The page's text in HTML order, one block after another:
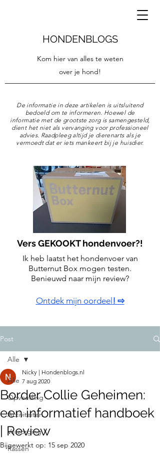
HONDENBLOGS
Kom hier van alles te weten
over je hond!
De informatie in deze artikelen is uitsluitend
bedoeld om te informeren. Hoewel de
informatie met de grootste zorg is samengesteld,
dient het niet als vervanging voor professioneel
advies. Raadpleeg altijd je dierenarts als je
vermoedt dat er iets mankeert bij je huisdier.
Vers GEKOOKT hondenvoer?!
Ik heb laatst het hondenvoer van
Butternut Box mogen testen.
Benieuwd naar mijn review?
Ontdek mijn oordeel ! ⇨
Post
Alle
Opvoeding
Activiteiten
Verzorging
Rassen
Alle
Border Collie Geheimen:
een informatief handboek
| Review
Nicky | Hondenblogs.nl
7 aug 2020
Bijgewerkt op: 15 sep 2020